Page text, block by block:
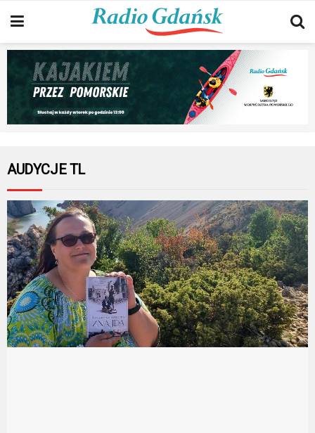
AUDYCJE TL